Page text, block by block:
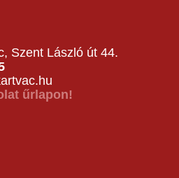
Szent László út 44.
űrlapon!